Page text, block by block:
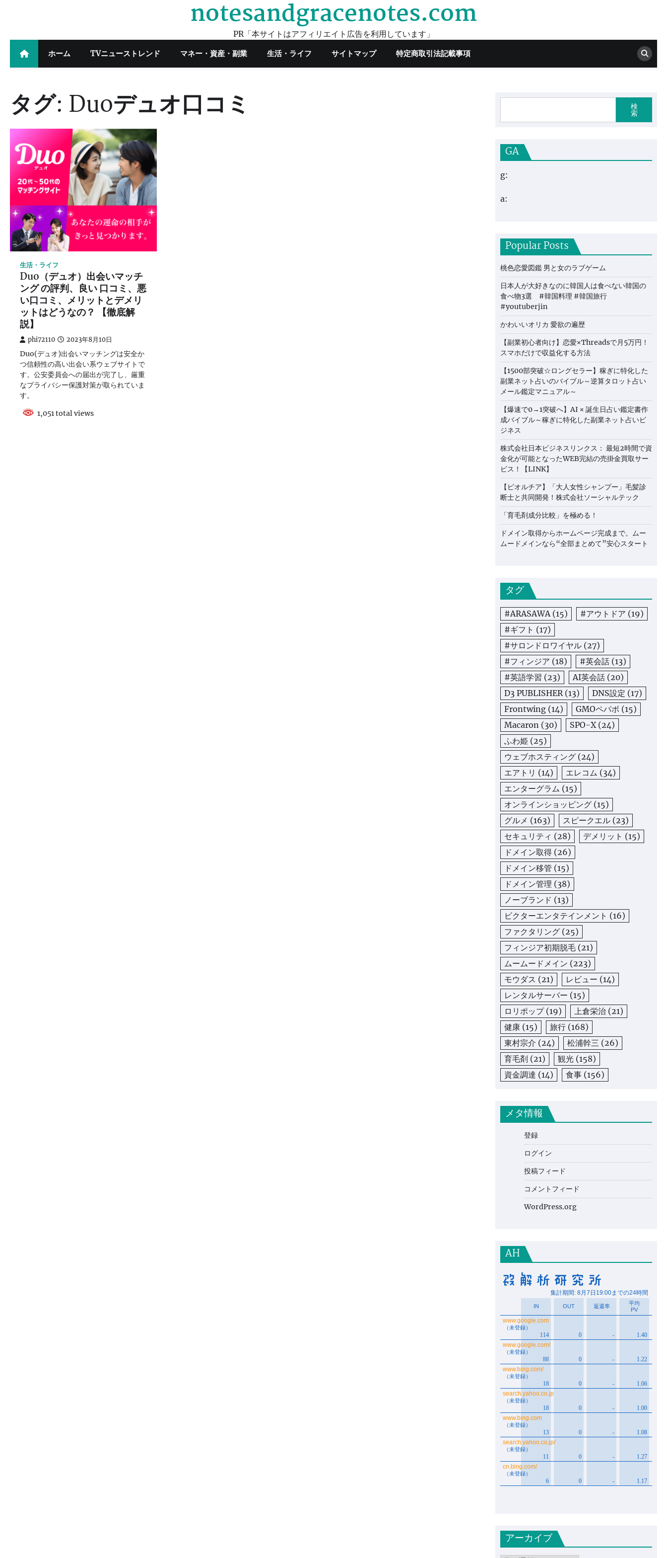
notesandgracenotes.com
PR「本サイトはアフィリエイト広告を利用しています」
ホーム TVニューストレンド マネー・資産・副業 生活・ライフ サイトマップ 特定商取引法記載事項
タグ: Duoデュオ口コミ
生活・ライフ
Duo（デュオ）出会いマッチ
ング の評判、良い 口コミ、悪
い口コミ、メリットとデメリ
ットはどうなの？ 【徹底解
説】
phi72110 2023年8月10日
Duo(デュオ)出会いマッチングは安全か
つ信頼性の高い出会い系ウェブサイトで
す。公安委員会への届出が完了し、厳重
なプライバシー保護対策が取られていま
す。
1,051 total views
検
索
GA
g:
a:
Popular Posts
桃色恋愛図鑑 男と女のラブゲーム
日本人が大好きなのに韓国人は食べない韓国の
食べ物3選 #韓国料理 #韓国旅行
#youtuberjin
かわいいオリカ 愛欲の遍歴
【副業初心者向け】恋愛×Threadsで月5万円！
スマホだけで収益化する方法
【1500部突破☆ロングセラー】稼ぎに特化した
副業ネット占いのバイブル～逆算タロット占い
メール鑑定マニュアル～
【爆速で0→1突破へ】AI × 誕生日占い鑑定書作
成バイブル～稼ぎに特化した副業ネット占いビ
ジネス
株式会社日本ビジネスリンクス： 最短2時間で資
金化が可能となったWEB完結の売掛金買取サー
ビス！【LINK】
【ビオルチア】「大人女性シャンプー」毛髪診
断士と共同開発！株式会社ソーシャルテック
「育毛剤成分比較」を極める！
ドメイン取得からホームページ完成まで。ムー
ムードメインなら“全部まとめて”安心スタート
タグ
#ARASAWA(15) #アウトドア (19)
#ギフト (17)
#サロンドロワイヤル (27)
#フィンジア (18) #英会話 (13)
#英語学習 (23) AI英会話 (20)
D3 PUBLISHER(13) DNS設定 (17)
Frontwing (14) GMOペパボ (15)
Macaron (30) SPO-X(24)
ふわ姫 (25)
ウェブホスティング (24)
エアトリ (14) エレコム (34)
エンターグラム (15)
オンラインショッピング (15)
グルメ (163) スピークエル (23)
セキュリティ (28) デメリット (15)
ドメイン取得 (26)
ドメイン移管 (15)
ドメイン管理 (38)
ノーブランド (13)
ビクターエンタテインメント (16)
ファクタリング (25)
フィンジア初期脱毛 (21)
ムームードメイン (223)
モウダス (21) レビュー (14)
レンタルサーバー (15)
ロリポップ(19) 上倉栄治 (21)
健康 (15) 旅行 (168)
東村宗介 (24) 松浦幹三 (26)
育毛剤 (21) 観光 (158)
資金調達 (14) 食事 (156)
メタ情報
登録
ログイン
投稿フィード
コメントフィード
WordPress.org
AH
アーカイブ